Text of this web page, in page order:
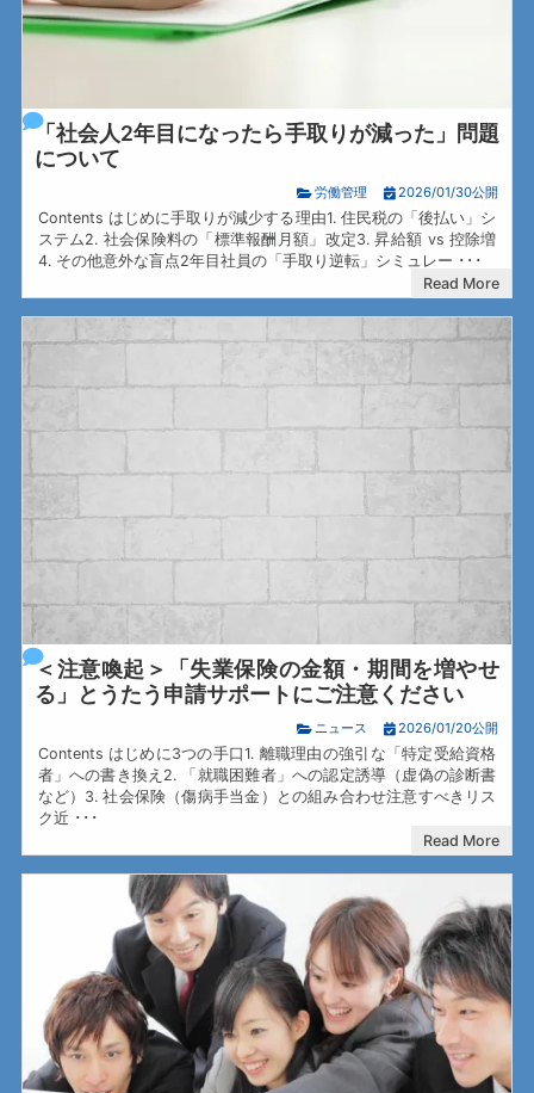
「社会人2年目になったら手取りが減った」問題
について
労働管理 2026/01/30公開
Contents はじめに手取りが減少する理由1. 住民税の「後払い」シ
ステム2. 社会保険料の「標準報酬月額」改定3. 昇給額 vs 控除増
4. その他意外な盲点2年目社員の「手取り逆転」シミュレー ･･･
Read More
＜注意喚起＞「失業保険の金額・期間を増やせ
る」とうたう申請サポートにご注意ください
ニュース 2026/01/20公開
Contents はじめに3つの手口1. 離職理由の強引な「特定受給資格
者」への書き換え2. 「就職困難者」への認定誘導（虚偽の診断書
など）3. 社会保険（傷病手当金）との組み合わせ注意すべきリス
ク近 ･･･
Read More